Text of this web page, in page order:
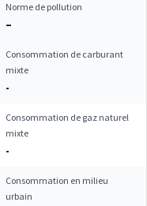
Norme de pollution
–
Consommation de carburant
mixte
-
Consommation de gaz naturel
mixte
-
Consommation en milieu
urbain